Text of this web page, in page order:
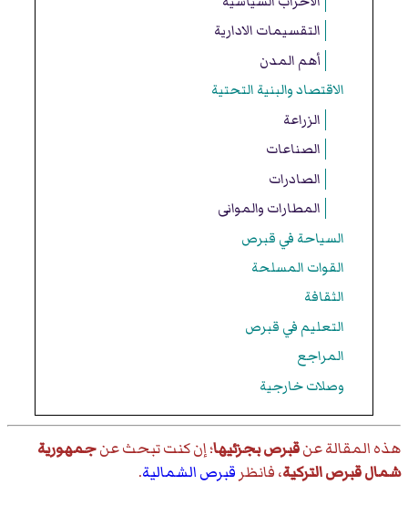
التقسيمات الادارية
أهم المدن
الاقتصاد والبنية التحتية
الزراعة
الصناعات
الصادرات
المطارات والموانى
السياحة في قبرص
القوات المسلحة
الثقافة
التعليم في قبرص
المراجع
وصلات خارجية
هذه المقالة عنقبرص بجزئيها؛ إن كنت تبحث عنجمهورية
شمال قبرص التركية، فانظر قبرص الشمالية.